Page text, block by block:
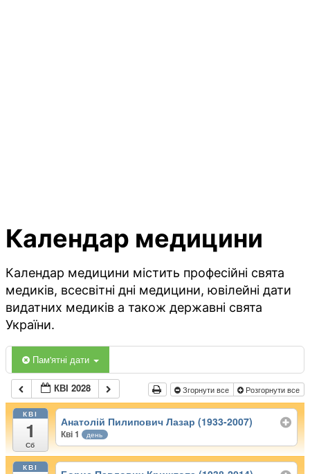
Календар медицини
Календар медицини містить професійні свята
медиків, всесвітні дні медицини, ювілейні дати
видатних медиків а також державні свята
України.
Пам'ятні дати
КВІ 2028 Згорнути все Розгорнути все
КВІ
1
Сб
Анатолій Пилипович Лазар (1933-2007)
Кві 1 день
КВІ